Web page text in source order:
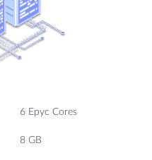
6 Epyc Cores
8 GB